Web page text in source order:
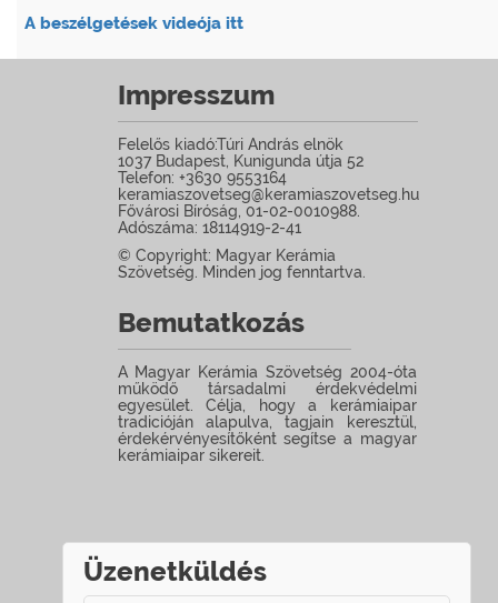
A beszélgetések videója itt
Impresszum
Felelős kiadó:Túri András elnök
1037 Budapest, Kunigunda útja 52
Telefon: +3630 9553164
keramiaszovetseg@keramiaszovetseg.hu
Fővárosi Bíróság, 01-02-0010988.
Adószáma: 18114919-2-41
© Copyright: Magyar Kerámia
Szövetség. Minden jog fenntartva.
Bemutatkozás
A Magyar Kerámia Szövetség 2004-óta
működő társadalmi érdekvédelmi
egyesület. Célja, hogy a kerámiaipar
tradicióján alapulva, tagjain keresztül,
érdekérvényesítőként segítse a magyar
kerámiaipar sikereit.
Üzenetküldés